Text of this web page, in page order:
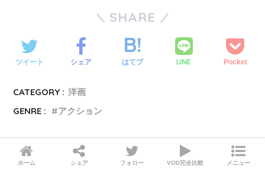
SHARE
ツイート シェア はてブ LINE Pocket
CATEGORY : 洋画
GENRE :
アクション
ホーム シェア フォロー VOD完全比較 メニュー